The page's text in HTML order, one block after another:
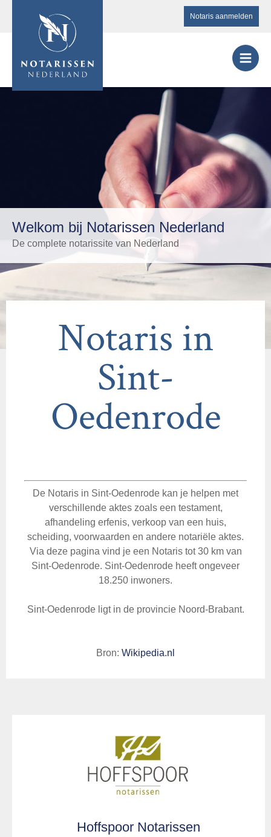
Notaris aanmelden
Welkom bij Notarissen Nederland
De complete notarissite van Nederland
Notaris in
Sint-
Oedenrode
De Notaris in Sint-Oedenrode kan je helpen met
verschillende aktes zoals een testament,
afhandeling erfenis, verkoop van een huis,
scheiding, voorwaarden en andere notariële aktes.
Via deze pagina vind je een Notaris tot 30 km van
Sint-Oedenrode. Sint-Oedenrode heeft ongeveer
18.250 inwoners.
Sint-Oedenrode ligt in de provincie Noord-Brabant.
Bron: Wikipedia.nl
Hoffspoor Notarissen